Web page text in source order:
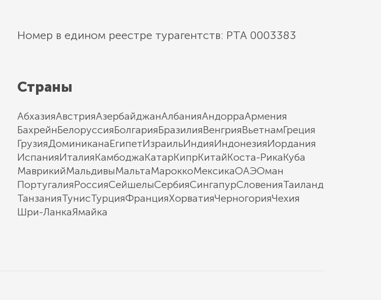
Номер в едином реестре турагентств: РТА 0003383
Страны
АбхазияАвстрияАзербайджанАлбанияАндорраАрмения
БахрейнБелоруссияБолгарияБразилияВенгрияВьетнамГреция
ГрузияДоминиканаЕгипетИзраильИндияИндонезияИордания
ИспанияИталияКамбоджаКатарКипрКитайКоста-РикаКуба
МаврикийМальдивыМальтаМароккоМексикаОАЭОман
ПортугалияРоссияСейшелыСербияСингапурСловенияТаиланд
ТанзанияТунисТурцияФранцияХорватияЧерногорияЧехия
Шри-ЛанкаЯмайка